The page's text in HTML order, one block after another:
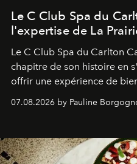
Le C Club Spa du
l'expertise de La
Le C Club Spa du Carlton
chapitre de son histoire en
offrir une expérience de
07.08.2026 by Pauline